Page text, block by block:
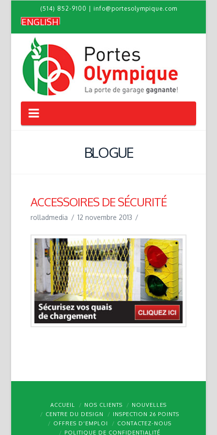
(514) 852-9100 info@portesolympique.com
ENGLISH
Navigation
BLOGUE
ACCESSOIRES DE SÉCURITÉ
rolladmedia 12 novembre 2013
ACCUEIL NOS CLIENTS
NOUVELLES
CENTRE DU DESIGN
INSPECTION 26 POINTS
OFFRES D’EMPLOI
CONTACTEZ-NOUS
POLITIQUE DE CONFIDENTIALITÉ